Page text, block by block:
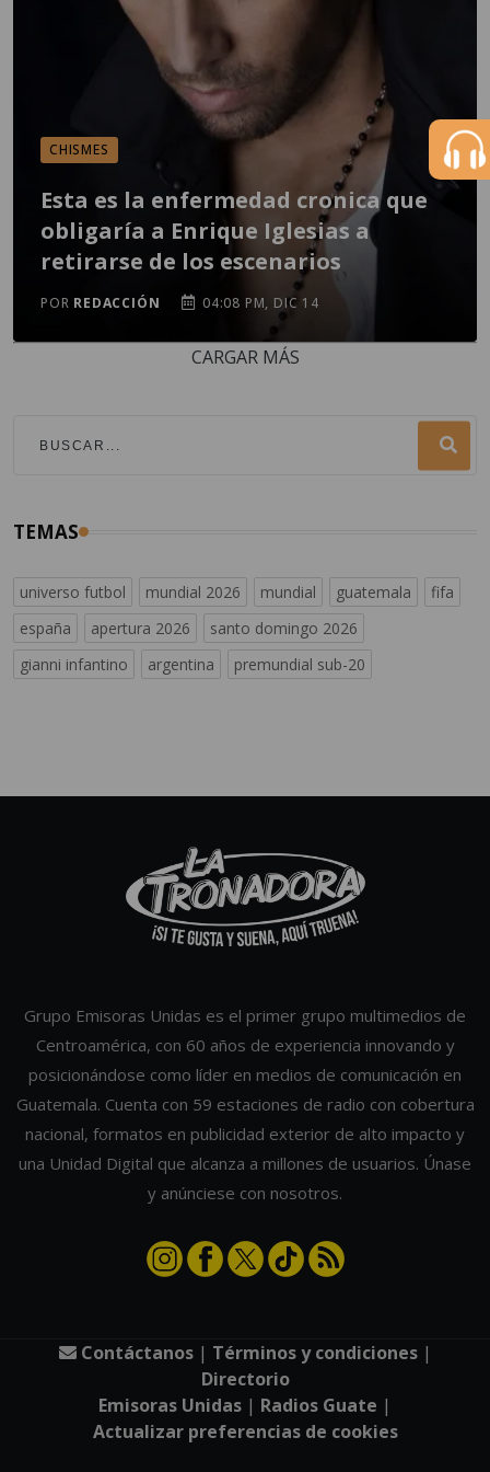
CHISMES
Esta es la enfermedad cronica que
obligaría a Enrique Iglesias a
retirarse de los escenarios
POR REDACCIÓN 04:08 PM, DIC 14
CARGAR MÁS
TEMAS
universo futbol mundial 2026 mundial guatemala
fifa
españa
apertura 2026
santo domingo 2026
gianni infantino
argentina premundial sub-20
Grupo Emisoras Unidas es el primer grupo multimedios de
Centroamérica, con 60 años de experiencia innovando y
posicionándose como líder en medios de comunicación en
Guatemala. Cuenta con 59 estaciones de radio con cobertura
nacional, formatos en publicidad exterior de alto impacto y
una Unidad Digital que alcanza a millones de usuarios. Únase
y anúnciese con nosotros.
Contáctanos| Términos y condiciones|
Directorio
Emisoras Unidas | Radios Guate |
Actualizar preferencias de cookies